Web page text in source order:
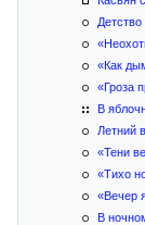
Детство
«Как
«Гроза
В
Летний
«Тени
«Тихо
«Вечер
В